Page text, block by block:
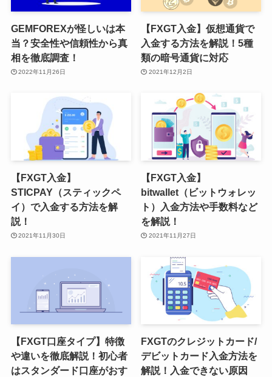
GEMFOREXが怪しいは本
当？安全性や信頼性から真
相を徹底調査！
2022年11月26日
【FXGT入金】仮想通貨で
入金する方法を解説！5種
類の暗号通貨に対応
2021年12月2日
【FXGT入金】
STICPAY（スティックペ
イ）で入金する方法を解
説！
2021年11月30日
【FXGT入金】
bitwallet（ビットウォレッ
ト）入金方法や手数料など
を解説！
2021年11月27日
【FXGT口座タイプ】特徴
や違いを徹底解説！初心者
はスタンダード口座がおす
FXGTのクレジットカード/
デビットカード入金方法を
解説！入金できない原因